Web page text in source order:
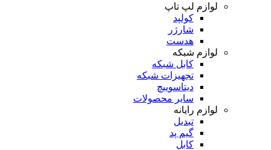
لوازم لپ تاپ
کولپد
شارژر
هدست
لوازم شبکه
کابل شبکه
تجهیزات شبکه
دیتاسوییچ
سایر محصولات
لوازم رایانه
تبدیل
گیم پد
کابل